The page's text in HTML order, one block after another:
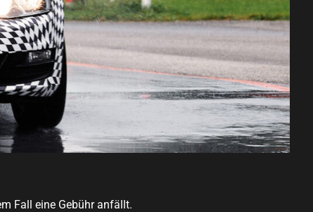
Fall eine Gebühr anfällt.